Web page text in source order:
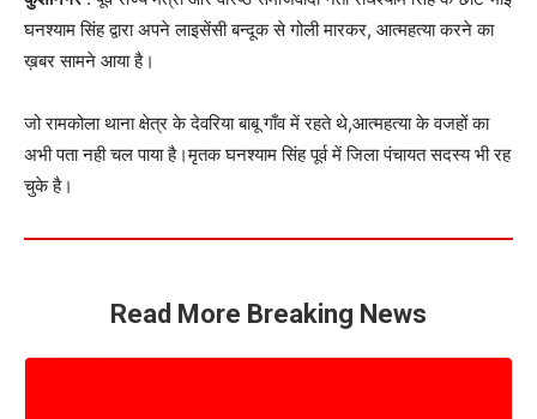
घनश्याम सिंह द्वारा अपने लाइसेंसी बन्दूक से गोली मारकर, आत्महत्या करने का
ख़बर सामने आया है।
जो रामकोला थाना क्षेत्र के देवरिया बाबू गाँव में रहते थे,आत्महत्या के वजहों का
अभी पता नही चल पाया है।मृतक घनश्याम सिंह पूर्व में जिला पंचायत सदस्य भी रह
चुके है।
Read More Breaking News